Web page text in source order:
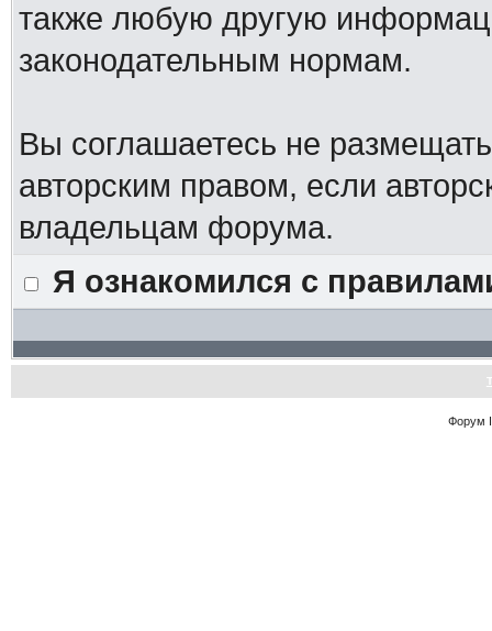
также любую другую
законодательным нормам.
Вы соглашаетесь не
авторским правом, если
владельцам форума.
Я ознакомился с
Форум